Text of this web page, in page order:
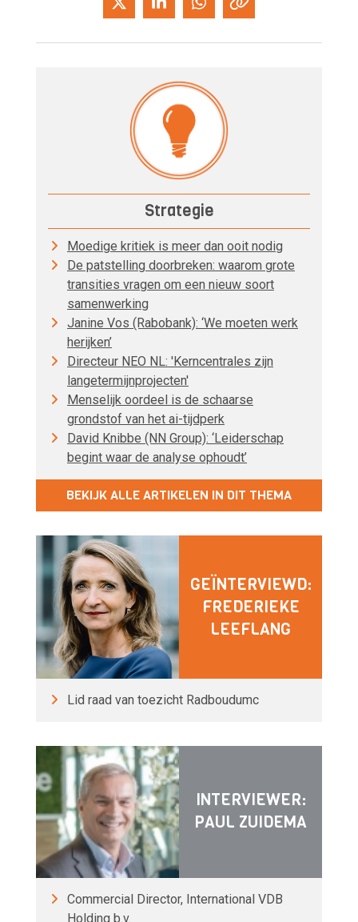
Strategie
Moedige kritiek is meer dan ooit nodig
De patstelling doorbreken: waarom grote
transities vragen om een nieuw soort
samenwerking
Janine Vos (Rabobank): ‘We moeten werk
herijken’
Directeur NEO NL: 'Kerncentrales zijn
langetermijnprojecten'
Menselijk oordeel is de schaarse
grondstof van het ai-tijdperk
David Knibbe (NN Group): ‘Leiderschap
begint waar de analyse ophoudt’
BEKIJK ALLE ARTIKELEN IN DIT THEMA
GEÏNTERVIEWD:
FREDERIEKE
LEEFLANG
Lid raad van toezicht Radboudumc
INTERVIEWER:
PAUL ZUIDEMA
Commercial Director, International VDB
Holding b.v.